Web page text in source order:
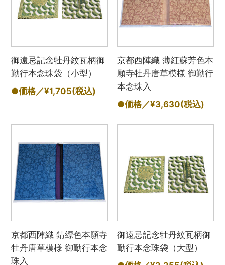
御遠忌記念牡丹紋瓦柄御
勤行本念珠袋（小型）
●価格／¥1,705(税込)
京都西陣織 薄紅蘇芳色本
願寺牡丹唐草模様 御勤行
本念珠入
●価格／¥3,630(税込)
京都西陣織 錆縹色本願寺
牡丹唐草模様 御勤行本念
珠入
御遠忌記念牡丹紋瓦柄御
勤行本念珠袋（大型）